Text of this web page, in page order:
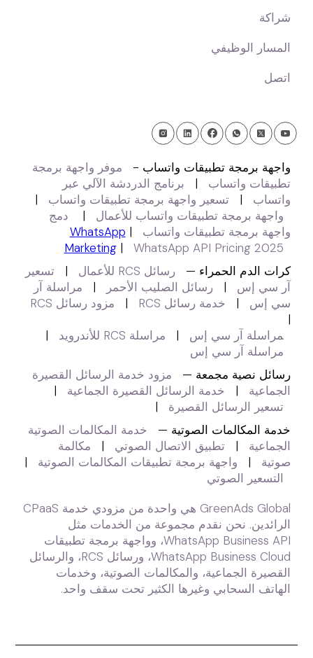
شراكة
المسار الوظيفي
اتصل
واجهة برمجة تطبيقات واتساب -
موفر واجهة برمجة
تطبيقات واتساب
|
برنامج الدردشة الآلي عبر
واتساب
| تسعير واجهة برمجة تطبيقات واتساب
|
واجهة برمجة تطبيقات واتساب للأعمال
|
دمج
واجهة برمجة تطبيقات واتساب
|
WhatsApp
Marketing|
WhatsApp API Pricing 2025
كرات الدم الحمراء —
رسائل RCS للأعمال |
تسعير
آر سي إس
| رسائل الصليب الأحمر |
مراسلة آر
سي إس
| خدمة رسائل RCS |
مزود رسائل RCS
|
مراسلة آر سي إس
| مراسلة RCS للأندرويد
|
مراسلة آر سي إس
رسائل نصية مجمعة —
مزود خدمة الرسائل القصيرة
الجماعية
| خدمة الرسائل القصيرة الجماعية
|
تسعير الرسائل القصيرة
|
خدمة المكالمات الصوتية —
خدمة المكالمات الصوتية
الجماعية
| تطبيق الاتصال الصوتي |
مكالمة
صوتية
| واجهة برمجة تطبيقات المكالمات الصوتية
|
التسعير الصوتي
GreenAds Global هي واحدة من مزودي خدمة CPaaS
الرائدين. نحن نقدم مجموعة من الخدمات مثل
WhatsApp Business API، وواجهة برمجة تطبيقات
WhatsApp Business Cloud، ورسائل RCS، والرسائل
القصيرة الجماعية، والمكالمات الصوتية، وخدمات
الهاتف السحابي وغيرها الكثير تحت سقف واحد.